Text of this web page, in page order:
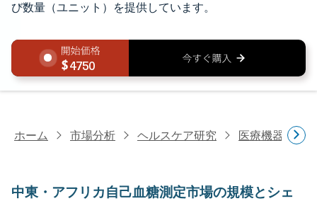
び数量（ユニット）を提供しています。
4750
ホーム 市場分析 ヘルスケア研究 医療機器研究
中東・アフリカ自己血糖測定市場の規模とシェ